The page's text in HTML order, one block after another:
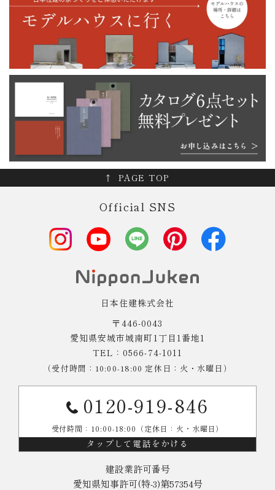
PAGE TOP
Official SNS
日本住建株式会社
〒446-0043
愛知県安城市城南町1丁目1番地1
TEL：0566-74-1011
（受付時間：10:00-18:00 定休日：火・水曜日）
0120-919-846
受付時間：10:00-18:00（定休日：火・水曜日）
タップして電話をかける
建設業許可番号
愛知県知事許可(特-3)第57354号